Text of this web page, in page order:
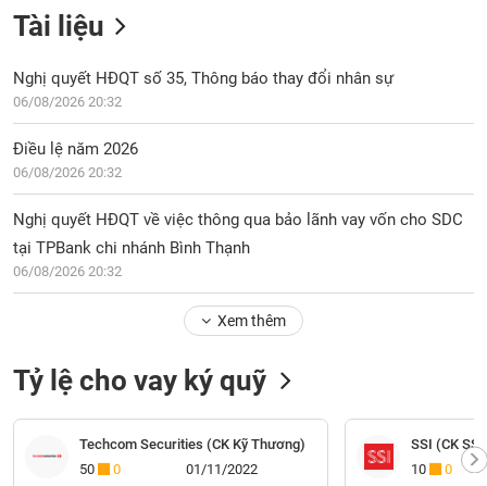
Tài liệu
Nghị quyết HĐQT số 35, Thông báo thay đổi nhân sự
06/08/2026 20:32
Điều lệ năm 2026
06/08/2026 20:32
Nghị quyết HĐQT về việc thông qua bảo lãnh vay vốn cho SDC
tại TPBank chi nhánh Bình Thạnh
06/08/2026 20:32
Xem thêm
Tỷ lệ cho vay ký quỹ
Techcom Securities (CK Kỹ Thương)
50
0 01/11/2022
SSI (CK
10
0